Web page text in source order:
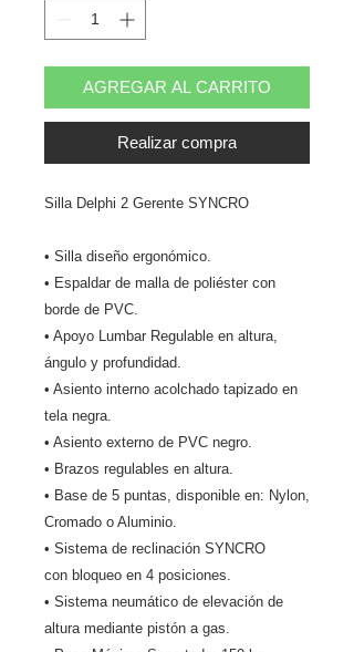
AGREGAR AL CARRITO
Realizar compra
Silla Delphi 2 Gerente SYNCRO
• Silla diseño ergonómico.
• Espaldar de malla de poliéster con
borde de PVC.
• Apoyo Lumbar Regulable en altura,
ángulo y profundidad.
• Asiento interno acolchado tapizado en
tela negra.
• Asiento externo de PVC negro.
• Brazos regulables en altura.
• Base de 5 puntas, disponible en: Nylon,
Cromado o Aluminio.
• Sistema de reclinación SYNCRO
con bloqueo en 4 posiciones.
• Sistema neumático de elevación de
altura mediante pistón a gas.